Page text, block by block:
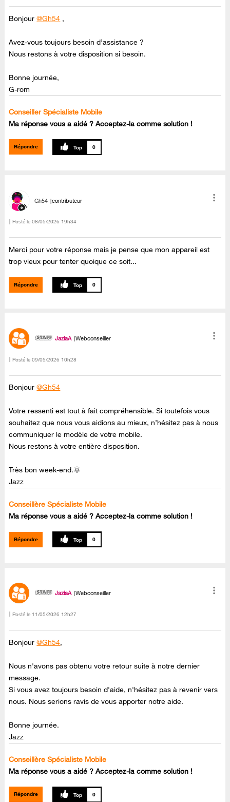
Bonjour@Gh54 ,
Avez-vous toujours besoin d’assistance ?
Nous restons à votre disposition si besoin.
Bonne journée,
G-rom
Conseiller Spécialiste Mobile
Ma réponse vous a aidé ? Acceptez-la comme solution !
Répondre 0
Gh54 contributeur
Posté le ‎08/05/2026 19h34
Merci pour votre réponse mais je pense que mon appareil est
trop vieux pour tenter quoique ce soit...
Répondre 0
JaziaA Webconseiller
Posté le ‎09/05/2026 10h28
Bonjour@Gh54
Votre ressenti est tout à fait compréhensible. Si toutefois vous
souhaitez que nous vous aidions au mieux, n’hésitez pas à nous
communiquer le modèle de votre mobile.
Nous restons à votre entière disposition.
Très bon week-end.🌞
Jazz
Conseillère Spécialiste Mobile
Ma réponse vous a aidé ? Acceptez-la comme solution !
Répondre 0
JaziaA Webconseiller
Posté le ‎11/05/2026 12h27
Bonjour@Gh54,
Nous n'avons pas obtenu votre retour suite à notre dernier
message.
Si vous avez toujours besoin d'aide, n'hésitez pas à revenir vers
nous. Nous serions ravis de vous apporter notre aide.
Bonne journée.
Jazz
Conseillère Spécialiste Mobile
Ma réponse vous a aidé ? Acceptez-la comme solution !
Répondre 0